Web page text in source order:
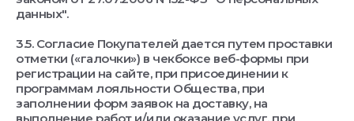
данных".
3.5. Согласие Покупателей дается путем проставки
отметки («галочки») в чекбоксе веб-формы при
регистрации на сайте, при присоединении к
программам лояльности Общества, при
заполнении форм заявок на доставку, на